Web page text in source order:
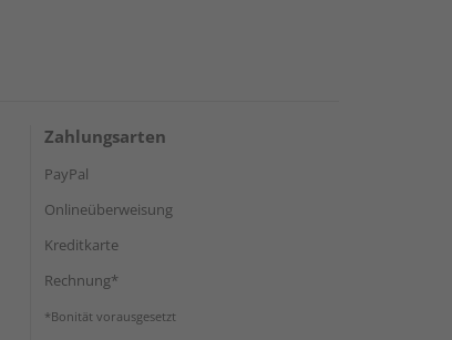
Zahlungsarten
PayPal
Onlineüberweisung
Kreditkarte
Rechnung*
*Bonität vorausgesetzt